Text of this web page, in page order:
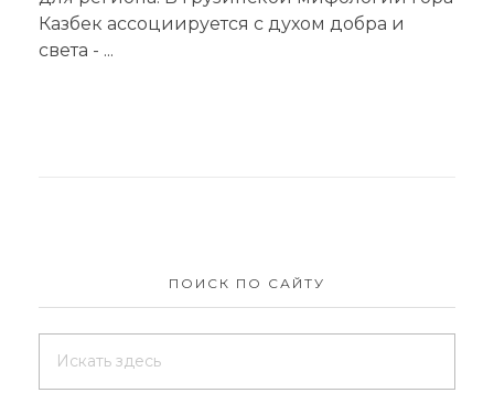
Казбек ассоциируется с духом добра и
света - ...
ПОИСК ПО САЙТУ